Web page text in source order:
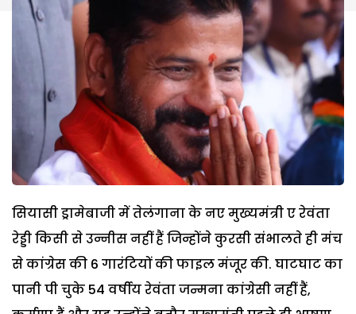
सियासी ड्रामेबाजी में तेलंगाना के नए मुख्यमंत्री ए रेवंता
रेड्डी किसी से उन्नीस नहीं हैं जिन्होंने कुरसी संभालते ही मंच
से कांग्रेस की 6 गारंटियों की फाइल मंजूर की. घाटघाट का
पानी पी चुके 54 वर्षीय रेवंता जन्मना कांग्रेसी नहीं हैं,